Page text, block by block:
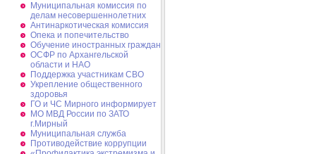
Муниципальная комиссия по
делам несовершеннолетних
Антинаркотическая комиссия
Опека и попечительство
Обучение иностранных граждан
ОСФР по Архангельской
области и НАО
Поддержка участникам СВО
Укрепление общественного
здоровья
ГО и ЧС Мирного информирует
МО МВД России по ЗАТО
г.Мирный
Муниципальная cлужба
Противодействие коррупции